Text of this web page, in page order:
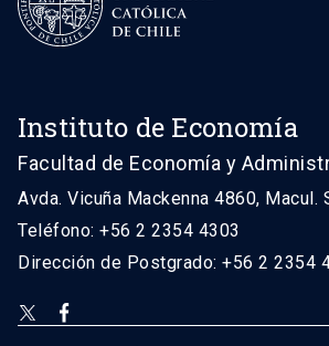
Instituto de Economía
Facultad de Economía y
Avda. Vicuña Mackenna 4860, Macul.
Teléfono: +56 2 2354 4303
Dirección de Postgrado: +56 2 2354